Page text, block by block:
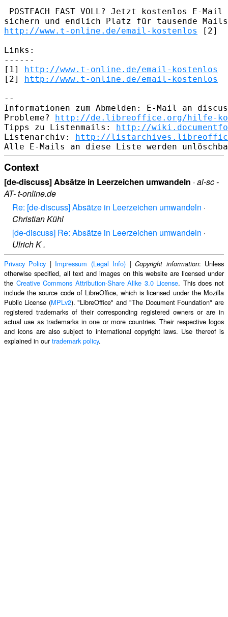
POSTFACH FAST VOLL? Jetzt kostenlos E-
http://www.t-online.de/email-kostenlos
[2]
Links:
------
[1] http://www.t-online.de/email-kostenlos
[2] http://www.t-online.de/email-kostenlos
--
Informationen zum Abmelden: E-Mail an
Probleme? http://de.libreoffice.org/hilfe-
Tipps zu Listenmails: http://
Listenarchiv: http://
Context
[de-discuss] Absätze in Leerzeichen umwandeln · al-sc -
AT- t-online.de
Re: [de-discuss] Absätze in Leerzeichen umwandeln ·
Christian Kühl
[de-discuss] Re: Absätze in Leerzeichen umwandeln ·
Ulrich K .
Privacy Policy | Impressum (Legal Info) |Copyright information: Unless
otherwise specified, all text and images on this website are licensed under
the Creative Commons Attribution-Share Alike 3.0 License. This does not
include the source code of LibreOffice, which is licensed under the Mozilla
Public License (MPLv2). "LibreOffice" and "The Document Foundation" are
registered trademarks of their corresponding registered owners or are in
actual use as trademarks in one or more countries. Their respective logos
and icons are also subject to international copyright laws. Use thereof is
explained in ourtrademark policy.